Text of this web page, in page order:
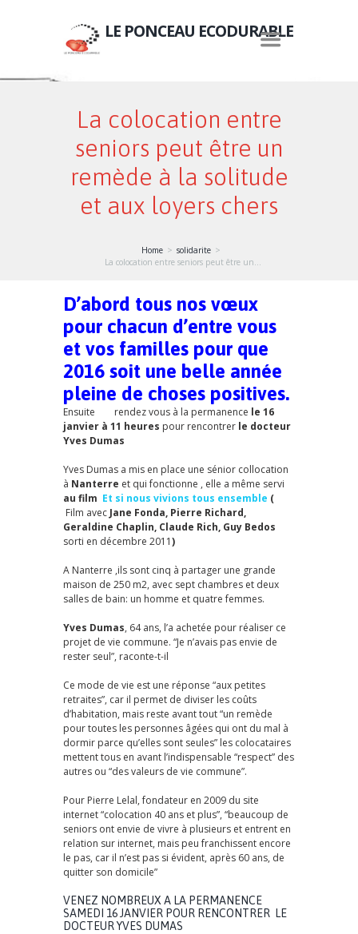
LE PONCEAU ECODURABLE
La colocation entre
seniors peut être un
remède à la solitude
et aux loyers chers
Home
solidarite
La colocation entre seniors peut être un...
D’abord tous nos vœux
pour chacun d’entre vous
et vos familles pour que
2016 soit une belle année
pleine de choses positives.
Ensuite rendez vous à la permanence le 16
janvier à 11 heures pour rencontrer le docteur
Yves Dumas
Yves Dumas a mis en place une sénior collocation
à Nanterre et qui fonctionne , elle a même servi
au film Et si nous vivions tous ensemble (
Film avec Jane Fonda, Pierre Richard,
Geraldine Chaplin, Claude Rich, Guy Bedos
sorti en décembre 2011)
A Nanterre ,ils sont cinq à partager une grande
maison de 250 m2, avec sept chambres et deux
salles de bain: un homme et quatre femmes.
Yves Dumas, 64 ans, l’a achetée pour réaliser ce
projet de vie commune. “Je n’avais pas envie de
rester seul”, raconte-t-il
Ce mode de vie est une réponse “aux petites
retraites”, car il permet de diviser les coûts
d’habitation, mais reste avant tout “un remède
pour toutes les personnes âgées qui ont du mal à
dormir parce qu’elles sont seules” les colocataires
mettent tous en avant l’indispensable “respect” des
autres ou “des valeurs de vie commune”.
Pour Pierre Lelal, fondateur en 2009 du site
internet “colocation 40 ans et plus”, “beaucoup de
seniors ont envie de vivre à plusieurs et entrent en
relation sur internet, mais peu franchissent encore
le pas, car il n’est pas si évident, après 60 ans, de
quitter son domicile”
VENEZ NOMBREUX A LA PERMANENCE
SAMEDI 16 JANVIER POUR RENCONTRER LE
DOCTEUR YVES DUMAS